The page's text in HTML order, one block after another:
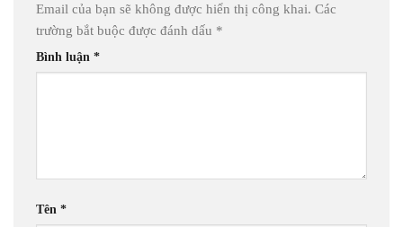
Email của bạn sẽ không được hiển thị công khai. Các
trường bắt buộc được đánh dấu *
Bình luận *
Tên *